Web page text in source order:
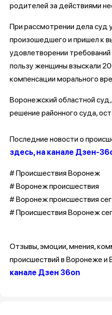
родителей за действиями
При рассмотрении дела суд
произошедшего и пришел к
удовлетворении
пользу женщины взыскали
компенсации морального
Воронежский областной
решение районного суда,
Последние новости о
здесь, на канале Дзен-
# Происшествия Воронеж
# Воронеж происшествия
# Воронеж происшествия
# Происшествия Воронеж
Отзывы, эмоции, мнения,
происшествий в Воронеже и
канале Дзен 36on